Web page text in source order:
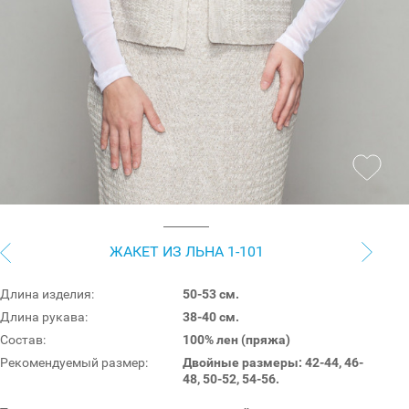
ЖАКЕТ ИЗ ЛЬНА 1-101
Длина изделия:
50-53 см.
Длина рукава:
38-40 см.
Состав:
100% лен (пряжа)
Рекомендуемый размер:
Двойные размеры: 42-44, 46-
48, 50-52, 54-56.